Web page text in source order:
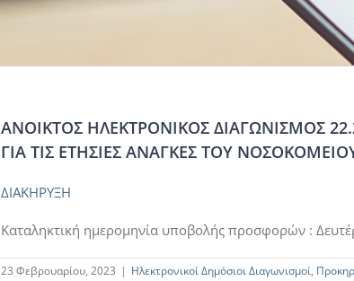
ΑΝΟΙΚΤΟΣ ΗΛΕΚΤΡΟΝΙΚΟΣ ΔΙΑΓΩΝΙΣΜΟΣ
ΓΙΑ ΤΙΣ ΕΤΗΣΙΕΣ ΑΝΑΓΚΕΣ ΤΟΥ
ΔΙΑΚΗΡΥΞΗ
Καταληκτική ημερομηνία υποβολής προσφορών :
23 Φεβρουαρίου, 2023 | Ηλεκτρονικοί Δημόσιοι Διαγωνισμοί,